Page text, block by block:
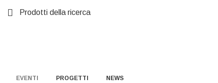
Prodotti della ricerca
EVENTI PROGETTI NEWS